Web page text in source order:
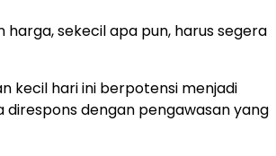
harga, sekecil apa pun, harus segera
kecil hari ini berpotensi menjadi
direspons dengan pengawasan yang